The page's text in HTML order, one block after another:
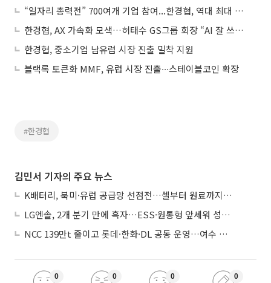
“일자리 총력전” 700여개 기업 참여...한경협, 역대 최대 규모 채용 박람회 연다
한경협, AX 가속화 모색…허태수 GS그룹 회장 “AI 잘 쓰는 나라로”
한경협, 중소기업 남유럽 시장 진출 밀착 지원
블랙록 토큰화 MMF, 유럽 시장 진출∙∙∙스테이블코인 확장
#한경협
김민서 기자의 주요 뉴스
K배터리, 북미·유럽 공급망 선점전…셀부터 원료까지 현지화
LG엔솔, 2개 분기 만에 흑자…ESS·원통형 앞세워 성장 가속
NCC 139만t 줄이고 롯데·한화·DL 공동 운영…여수 1호 본궤도
0 0 0 0